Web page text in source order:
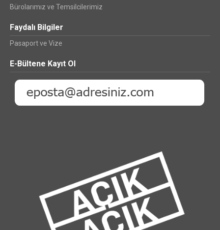
Bürolarımız ve Temsilcilerimiz
Faydalı Bilgiler
Pasaport ve Vize
E-Bültene Kayıt Ol